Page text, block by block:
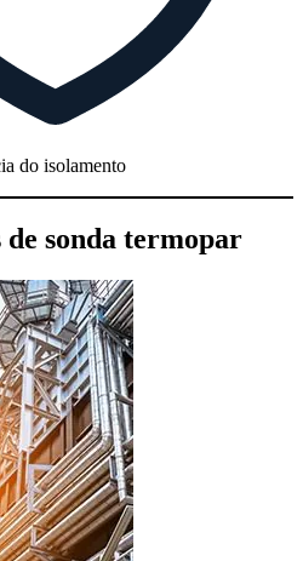
do isolamento
sonda termopar